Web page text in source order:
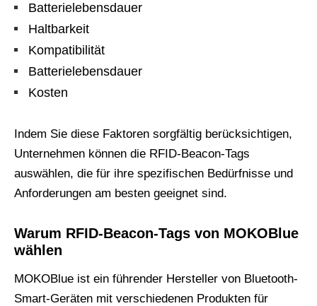
Batterielebensdauer
Haltbarkeit
Kompatibilität
Batterielebensdauer
Kosten
Indem Sie diese Faktoren sorgfältig berücksichtigen,
Unternehmen können die RFID-Beacon-Tags
auswählen, die für ihre spezifischen Bedürfnisse und
Anforderungen am besten geeignet sind.
Warum RFID-Beacon-Tags von MOKOBlue
wählen
MOKOBlue ist ein führender Hersteller von Bluetooth-
Smart-Geräten mit verschiedenen Produkten für